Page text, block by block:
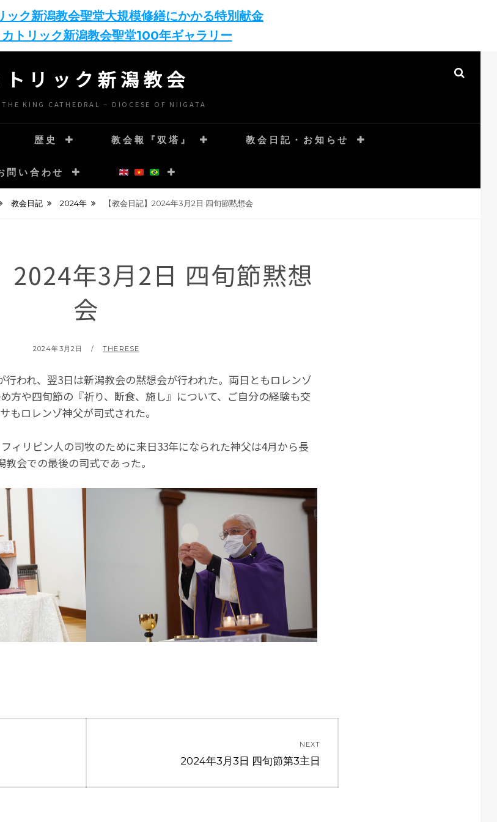
ック新潟教会聖堂大規模修繕にかかる特別献金
カトリック新潟教会聖堂100年ギャラリー
トリック新潟教会
THE KING CATHEDRAL – DIOCESE OF NIIGATA
歴史 教会報『双塔』 教会日記・お知らせ
問い合わせ
教会日記 2024年 【教会日記】2024年3月2日 四旬節黙想会
2024年3月2日 四旬節黙想
会
POSTED
2024年3月2日 BY
THERESE
われ、翌3日は新潟教会の黙想会が行われた。両日ともロレンゾ
方や四旬節の『祈り、断食、施し』について、ご自分の経験も交
もロレンゾ神父が司式された。
ィリピン人の司牧のために来日33年になられた神父は4月から長
会での最後の司式であった。
NEXT
Next
2024年3月3日 四旬節第3主日